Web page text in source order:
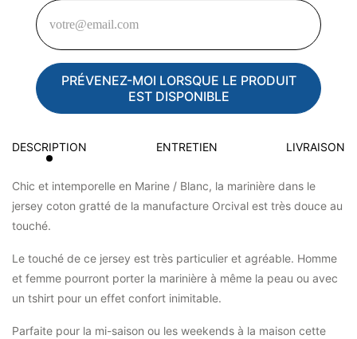
PRÉVENEZ-MOI LORSQUE LE PRODUIT
EST DISPONIBLE
DESCRIPTION ENTRETIEN LIVRAISON
Chic et intemporelle en Marine / Blanc, la marinière dans le
jersey coton gratté de la manufacture Orcival est très douce au
touché.
Le touché de ce jersey est très particulier et agréable. Homme
et femme pourront porter la marinière à même la peau ou avec
un tshirt pour un effet confort inimitable.
Parfaite pour la mi-saison ou les weekends à la maison cette